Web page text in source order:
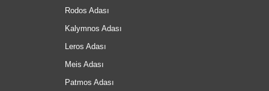
Rodos Adası
Kalymnos Adası
Leros Adası
Meis Adası
Patmos Adası